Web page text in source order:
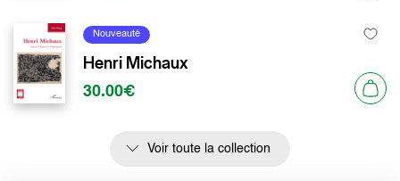
Nouveauté
Henri Michaux
30.00€
Voir toute la collection